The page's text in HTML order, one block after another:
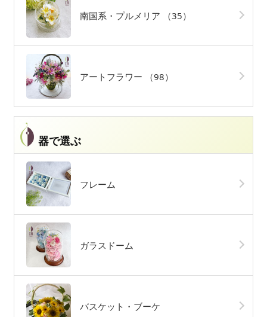
南国系・プルメリア （35）
アートフラワー （98）
器で選ぶ
フレーム
ガラスドーム
バスケット・ブーケ